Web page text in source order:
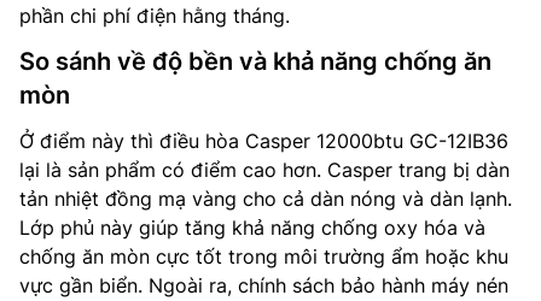
phần chi phí điện hằng tháng.
So sánh về độ bền và khả năng chống ăn
mòn
Ở điểm này thì điều hòa Casper 12000btu GC-12IB36
lại là sản phẩm có điểm cao hơn. Casper trang bị dàn
tản nhiệt đồng mạ vàng cho cả dàn nóng và dàn lạnh.
Lớp phủ này giúp tăng khả năng chống oxy hóa và
chống ăn mòn cực tốt trong môi trường ẩm hoặc khu
vực gần biển. Ngoài ra, chính sách bảo hành máy nén